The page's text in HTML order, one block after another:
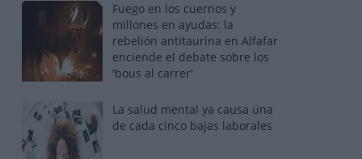
Fuego en los cuernos y
millones en ayudas: la
rebelión antitaurina en Alfafar
enciende el debate sobre los
'bous al carrer'
La salud mental ya causa una
de cada cinco bajas laborales